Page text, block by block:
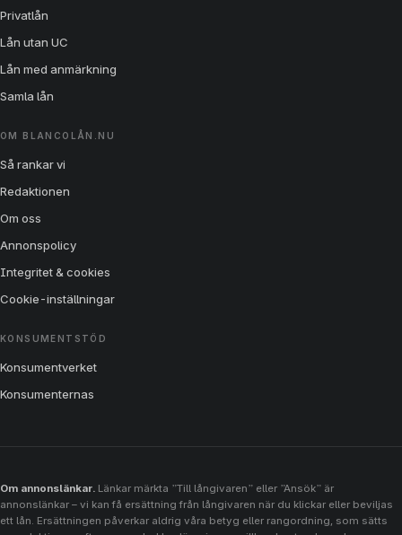
Privatlån
Lån utan UC
Lån med anmärkning
Samla lån
OM BLANCOLÅN.NU
Så rankar vi
Redaktionen
Om oss
Annonspolicy
Integritet & cookies
Cookie-inställningar
KONSUMENTSTÖD
Konsumentverket
Konsumenternas
Om annonslänkar. Länkar märkta ”Till långivaren” eller ”Ansök” är
annonslänkar – vi kan få ersättning från långivaren när du klickar eller beviljas
ett lån. Ersättningen påverkar aldrig våra betyg eller rangordning, som sätts